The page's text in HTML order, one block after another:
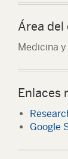
Área
Medicina
Enlaces
Google